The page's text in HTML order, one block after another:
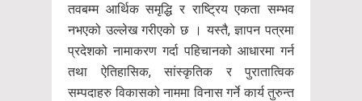
तवबम्म आर्थिक समृद्धि र राष्ट्रिय एकता सम्भव
नभएको उल्लेख गरीएको छ । यस्तै, ज्ञापन पत्रमा
प्रदेशको नामाकरण गर्दा पहिचानको आधारमा गर्न
तथा ऐतिहासिक, सांस्कृतिक र पुरातात्विक
सम्पदाहरु विकासको नाममा विनास गर्ने कार्य तुरुन्त